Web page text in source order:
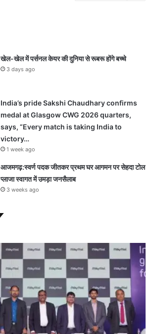
खेल-खेल में पर्सनल केयर की दुनिया से रूबरू होंगे बच्चे
3 days ago
India’s pride Sakshi Chaudhary confirms
medal at Glasgow CWG 2026 quarters,
says, “Every match is taking India to
victory…
1 week ago
आजमगढ़:स्वर्ण पदक जीतकर प्रथम घर आगमन पर सेहदा टोल
प्लाजा स्वागत में उमड़ा जनसैलाब
3 weeks ago